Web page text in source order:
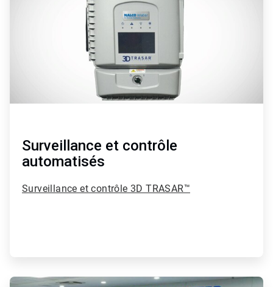
Surveillance et contrôle
automatisés
Surveillance et contrôle 3D TRASAR™
ArticleTile